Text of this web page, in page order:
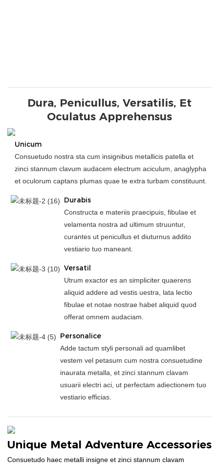
Dura, Penicullus, Versatilis, Et
Oculatus Apprehensus
Unicum
Consuetudo nostra sta cum insignibus metallicis patella et
zinci stannum clavum audacem electrum aciculum, anaglypha
et oculorum captans plumas quae te extra turbam constituunt.
Durabis
Constructa e materiis praecipuis, fibulae et
velamenta nostra ad ultimum struuntur,
curantes ut penicullus et diuturnus addito
vestiario tuo maneant.
Versatil
Utrum exactor es an simpliciter quaerens
aliquid addere ad vestis uestra, lata lectio
fibulae et notae nostrae habet aliquid quod
offerat omnem audaciam.
Personalice
Adde tactum styli personali ad quamlibet
vestem vel petasum cum nostra consuetudine
inaurata metalla, et zinci stannum clavam
usuarii electri aci, ut perfectam adiectionem tuo
vestiario efficias.
Unique Metal Adventure Accessories
Consuetudo haec metalli insigne et zinci stannum clavam